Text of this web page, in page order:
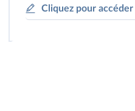
Cliquez pour